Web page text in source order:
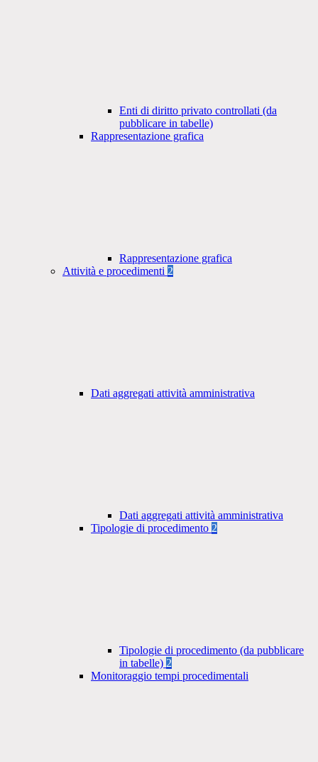
Enti di diritto privato controllati (da
pubblicare in tabelle)
Rappresentazione grafica
Rappresentazione grafica
Attività e procedimenti 2
Dati aggregati attività amministrativa
Dati aggregati attività amministrativa
Tipologie di procedimento 2
Tipologie di procedimento (da pubblicare
in tabelle) 2
Monitoraggio tempi procedimentali